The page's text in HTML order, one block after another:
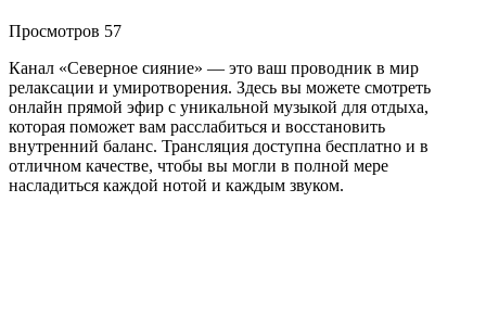
Просмотров 57
Канал «Северное сияние» — это ваш проводник в мир
релаксации и умиротворения. Здесь вы можете смотреть
онлайн прямой эфир с уникальной музыкой для отдыха,
которая поможет вам расслабиться и восстановить
внутренний баланс. Трансляция доступна бесплатно и в
отличном качестве, чтобы вы могли в полной мере
насладиться каждой нотой и каждым звуком.